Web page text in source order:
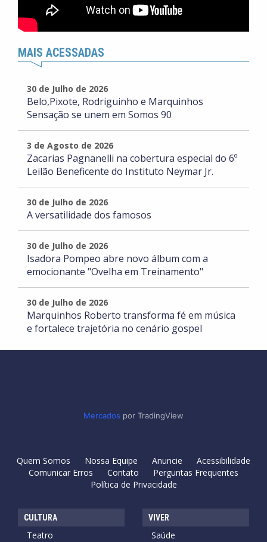
MAIS ACESSADAS
30 de Julho de 2026
Belo,Pixote, Rodriguinho e Marquinhos
Sensação se unem em Somos 90
3 de Agosto de 2026
Zacarias Pagnanelli na cobertura especial do 6º
Leilão Beneficente do Instituto Neymar Jr.
30 de Julho de 2026
A versatilidade dos famosos
30 de Julho de 2026
Isadora Pompeo abre novo álbum com a
emocionante "Ovelha em Treinamento"
30 de Julho de 2026
Marquinhos Roberto transforma fé em música
e fortalece trajetória no cenário gospel
Mercados por TradingView
Quem Somos Nossa Equipe Anuncie
Acessibilidade
Comunicar Erros
Contato
Perguntas Frequentes
Política de Privacidade
CULTURA
Teatro
VIVER
Saúde